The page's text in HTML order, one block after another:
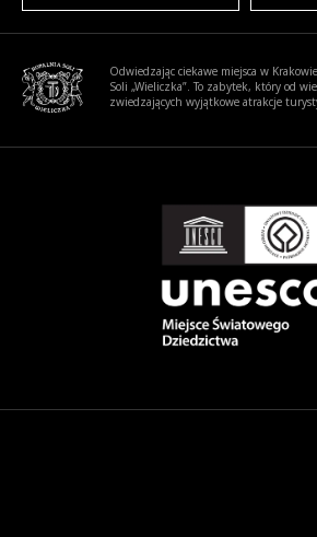
Odwiedzając ciekawe miejsca w
Soli „Wieliczka”. To zabytek, który od
zwiedzających wyjątkowe atrakcje